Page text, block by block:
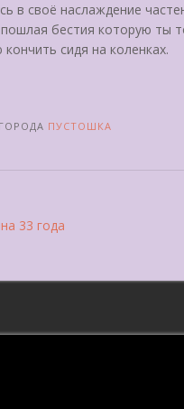
в своё наслаждение
бестия которую ты
сидя на коленках.
ПУСТОШКА
33 года